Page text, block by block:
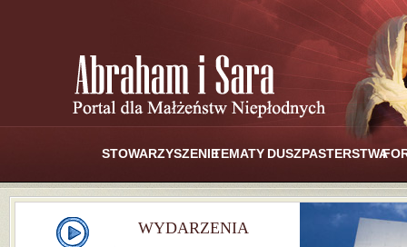
STOWARZYSZENIETEMATY DUSZPASTERSTWA
WYDARZENIA